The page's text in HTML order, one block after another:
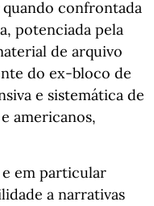
confrontada
potenciada pela
de arquivo
do ex-bloco de
e sistemática de
americanos,
em particular
a narrativas